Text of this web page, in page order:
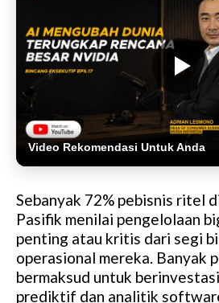
Video Rekomendasi Untuk Anda
Sebanyak 72% pebisnis ritel
Pasifik menilai pengelolaan
penting atau kritis dari segi
operasional mereka. Banyak
bermaksud untuk
prediktif dan analitik